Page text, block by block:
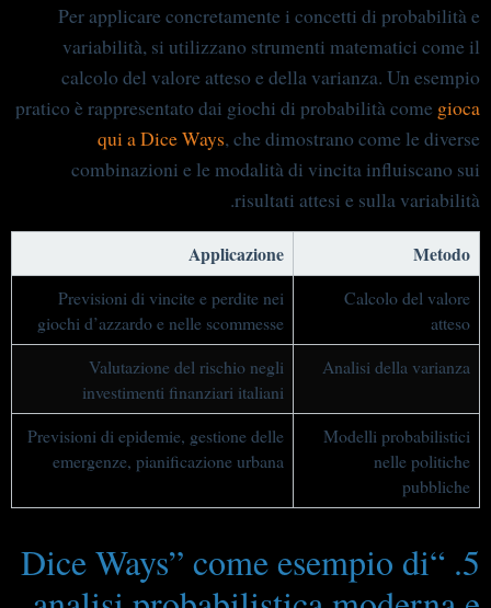
Per applicare concretamente i concetti di probabilità e
variabilità, si utilizzano strumenti matematici come il
calcolo del valore atteso e della varianza. Un esempio
pratico è rappresentato dai giochi di probabilità come gioca
qui a Dice Ways, che dimostrano come le diverse
combinazioni e le modalità di vincita influiscano sui
risultati attesi e sulla variabilità.
Metodo
Applicazione
Calcolo del valore
atteso
Previsioni di vincite e perdite nei
giochi d’azzardo e nelle scommesse
Analisi della varianza
Valutazione del rischio negli
investimenti finanziari italiani
Modelli probabilistici
nelle politiche
pubbliche
Previsioni di epidemie, gestione delle
emergenze, pianificazione urbana
5. “Dice Ways” come esempio di